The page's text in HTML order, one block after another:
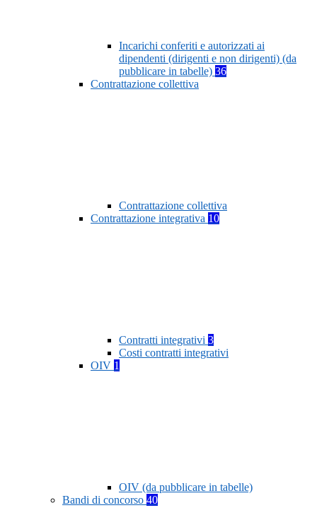
Incarichi conferiti e autorizzati ai
dipendenti (dirigenti e non dirigenti) (da
pubblicare in tabelle) 36
Contrattazione collettiva
Contrattazione collettiva
Contrattazione integrativa 10
Contratti integrativi 3
Costi contratti integrativi
OIV 1
OIV (da pubblicare in tabelle)
Bandi di concorso 40